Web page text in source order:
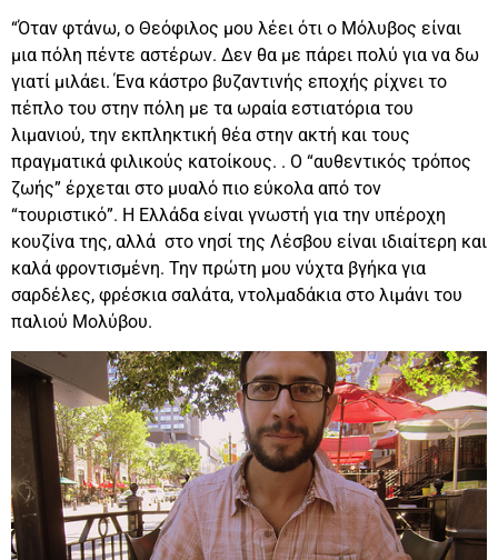
“Όταν φτάνω, ο Θεόφιλος μου λέει ότι ο Μόλυβος είναι
μια πόλη πέντε αστέρων. Δεν θα με πάρει πολύ για να δω
γιατί μιλάει. Ένα κάστρο βυζαντινής εποχής ρίχνει το
πέπλο του στην πόλη με τα ωραία εστιατόρια του
λιμανιού, την εκπληκτική θέα στην ακτή και τους
πραγματικά φιλικούς κατοίκους. . Ο “αυθεντικός τρόπος
ζωής” έρχεται στο μυαλό πιο εύκολα από τον
“τουριστικό”. Η Ελλάδα είναι γνωστή για την υπέροχη
κουζίνα της, αλλά στο νησί της Λέσβου είναι ιδιαίτερη και
καλά φροντισμένη. Την πρώτη μου νύχτα βγήκα για
σαρδέλες, φρέσκια σαλάτα, ντολμαδάκια στο λιμάνι του
παλιού Μολύβου.